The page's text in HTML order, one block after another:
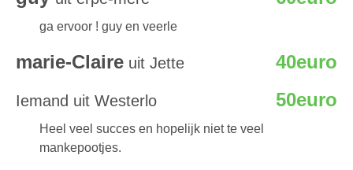
ga ervoor ! guy en veerle
marie-Claire uit Jette 40euro
Iemand uit Westerlo 50euro
Heel veel succes en hopelijk niet te veel
mankepootjes.